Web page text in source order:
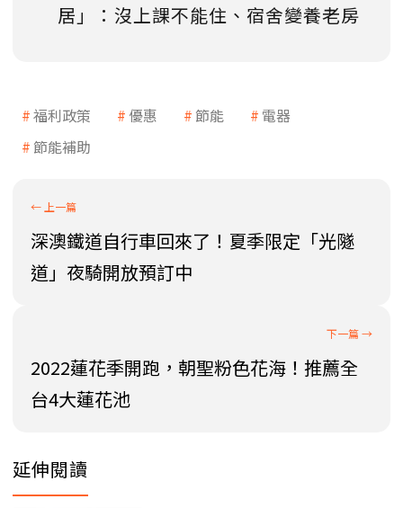
居」：沒上課不能住、宿舍變養老房
福利政策 優惠 節能
電器
節能補助
深澳鐵道自行車回來了！夏季限定「光隧
道」夜騎開放預訂中
2022蓮花季開跑，朝聖粉色花海！推薦全
台4大蓮花池
延伸閱讀